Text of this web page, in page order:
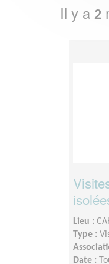
Il y a 2
Lieu :
Type :
Date :